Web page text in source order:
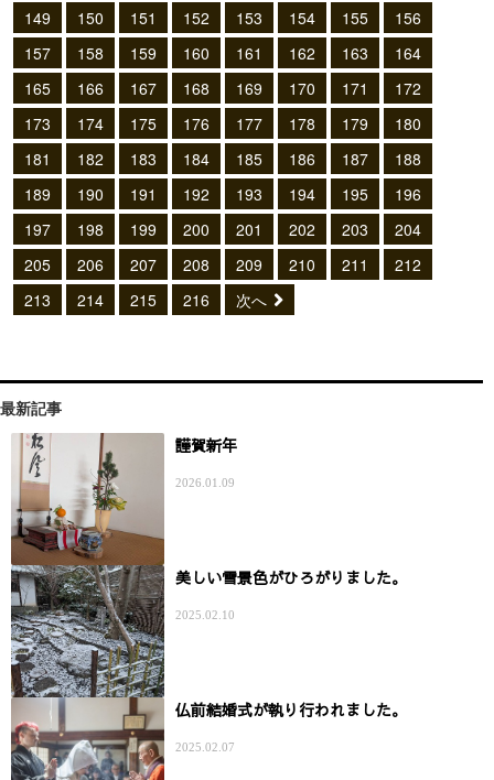
149
150 151 152 153 154 155
156
157
158 159 160 161 162 163
164
165
166 167 168 169 170 171
172
173
174 175 176 177 178 179
180
181
182 183 184 185 186 187
188
189
190 191 192 193 194 195
196
197
198 199 200 201 202 203
204
205
206 207 208 209 210 211
212
213
214 215 216 次へ
最新記事
謹賀新年
2026.01.09
美しい雪景色がひろがりました。
2025.02.10
仏前結婚式が執り行われました。
2025.02.07